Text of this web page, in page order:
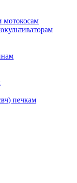
мотокосам
печкам